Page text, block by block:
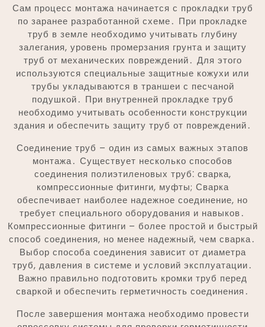
Сам процесс монтажа начинается с прокладки труб
по заранее разработанной схеме․ При прокладке
труб в земле необходимо учитывать глубину
залегания, уровень промерзания грунта и защиту
труб от механических повреждений․ Для этого
используются специальные защитные кожухи или
трубы укладываются в траншеи с песчаной
подушкой․ При внутренней прокладке труб
необходимо учитывать особенности конструкции
здания и обеспечить защиту труб от повреждений․
Соединение труб – один из самых важных этапов
монтажа․ Существует несколько способов
соединения полиэтиленовых труб⁚ сварка,
компрессионные фитинги, муфты; Сварка
обеспечивает наиболее надежное соединение, но
требует специального оборудования и навыков․
Компрессионные фитинги – более простой и быстрый
способ соединения, но менее надежный, чем сварка․
Выбор способа соединения зависит от диаметра
труб, давления в системе и условий эксплуатации․
Важно правильно подготовить кромки труб перед
сваркой и обеспечить герметичность соединения․
После завершения монтажа необходимо провести